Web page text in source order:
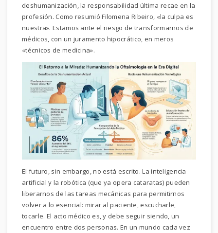
deshumanización, la responsabilidad última recae en la
profesión. Como resumió Filomena Ribeiro, «la culpa es
nuestra». Estamos ante el riesgo de transformarnos de
médicos, con un juramento hipocrático, en meros
«técnicos de medicina».
El futuro, sin embargo, no está escrito. La inteligencia
artificial y la robótica (que ya opera cataratas) pueden
liberarnos de las tareas mecánicas para permitirnos
volver a lo esencial: mirar al paciente, escucharle,
tocarle. El acto médico es, y debe seguir siendo, un
encuentro entre dos personas. En un mundo cada vez